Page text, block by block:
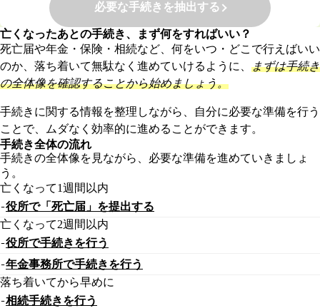
必要な手続きを抽出する
亡くなったあとの手続き、まず何をすればいい？
死亡届や年金・保険・相続など、何をいつ・どこで行えばいい
のか、落ち着いて無駄なく進めていけるように、 まずは手続き
の全体像を確認することから始めましょう。
手続きに関する情報を整理しながら、自分に必要な準備を行う
ことで、ムダなく効率的に進めることができます。
手続き全体の流れ
手続きの全体像を見ながら、必要な準備を進めていきましょ
う。
亡くなって1週間以内
役所で「死亡届」を提出する
亡くなって2週間以内
役所で手続きを行う
年金事務所で手続きを行う
落ち着いてから早めに
相続手続きを行う